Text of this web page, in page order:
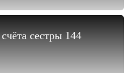
сестры 144